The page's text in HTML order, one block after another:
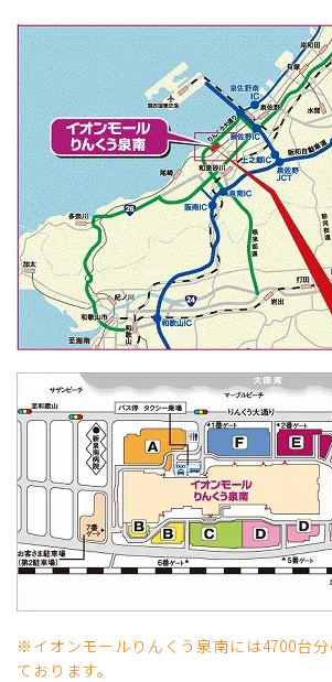
※イオンモールりんくう泉南には4700台分
ております。